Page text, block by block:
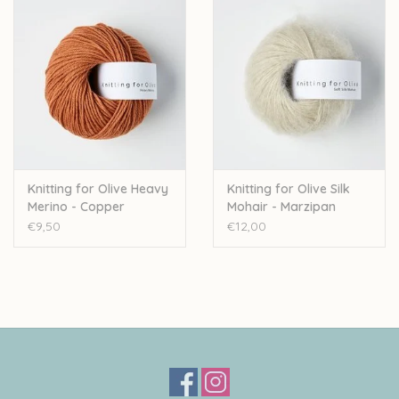
Knitting for Olive Heavy
Merino - Copper
€9,50
Knitting for Olive Silk
Mohair - Marzipan
€12,00